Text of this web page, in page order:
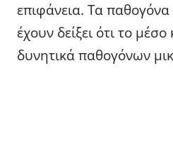
επιφάνεια. Τα παθογόνα
έχουν δείξει ότι το
δυνητικά παθογόνων